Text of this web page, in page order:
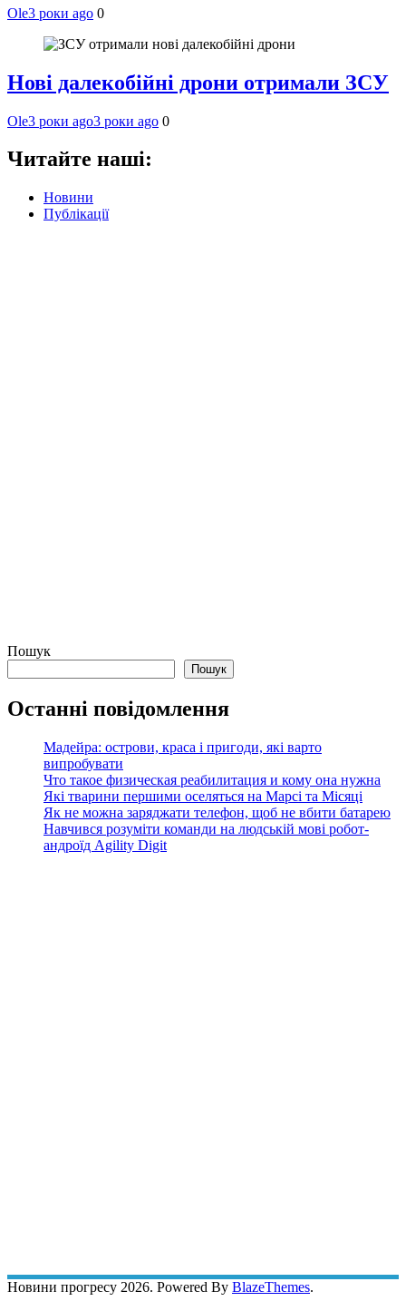
Ole3 роки ago 0
Нові далекобійні дрони отримали ЗСУ
Ole3 роки ago3 роки ago 0
Читайте наші:
Новини
Публікації
Пошук
Пошук
Останні повідомлення
Мадейра: острови, краса і пригоди, які варто
випробувати
Что такое физическая реабилитация и кому она нужна
Які тварини першими оселяться на Марсі та Місяці
Як не можна заряджати телефон, щоб не вбити батарею
Навчився розуміти команди на людській мові робот-
андроїд Agility Digit
Новини прогресу 2026. Powered By BlazeThemes.